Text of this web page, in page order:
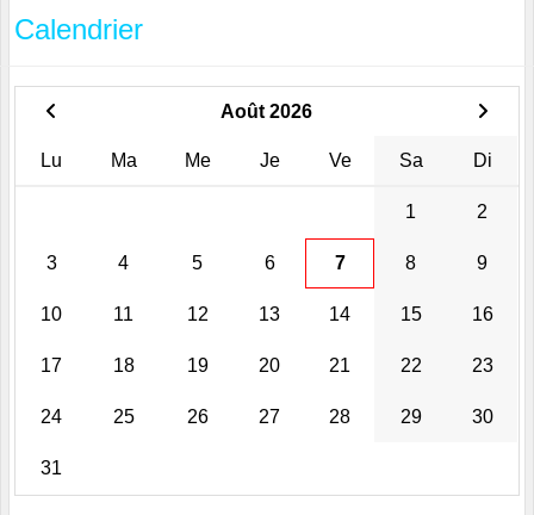
Calendrier
Août 2026
Lu Ma Me Je Ve Sa Di
1 2
3 4 5 6 7 8 9
10 11 12 13 14 15 16
17 18 19 20 21 22 23
24 25 26 27 28 29 30
31